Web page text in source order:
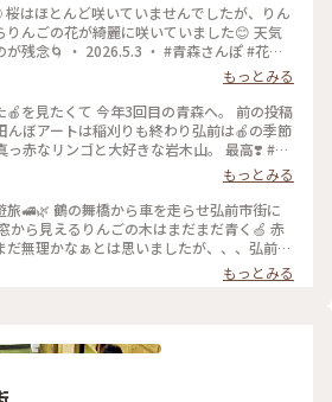
はほとんど咲いていませんでしたが、りん
りんごの花が綺麗に咲いていました😊 天気
が残念🌀 ・ 2026.5.3 ・ #青森さんぽ #花さ
りんご公園
もっとみる
🍎を見たくて 今年3回目の青森へ。 前の投稿
んぼアートは稲刈りも終わり弘前は🍎の季節
っ赤なリンゴと大好きな岩木山。 最高❣️ #私
リンゴに会いに #秋さんぽ
もっとみる
旅🚅🌿 鶴の舞橋から車を走らせ弘前市街に
から見えるりんごの木はまだまだ青く🍏 赤
だ無理かなぁとは思いましたが、、、弘前市
てみる事に🚗 おぉー😍ありました❤️ 少しず
りんごちゃん達🍎🍎 姫りんごの様ですが種
りんごの木が植えられていました✨✨✨ そ
もっとみる